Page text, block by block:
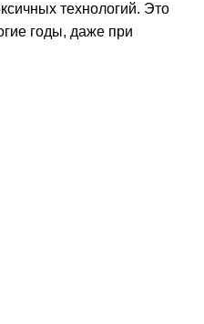
технологий. Это
годы, даже при